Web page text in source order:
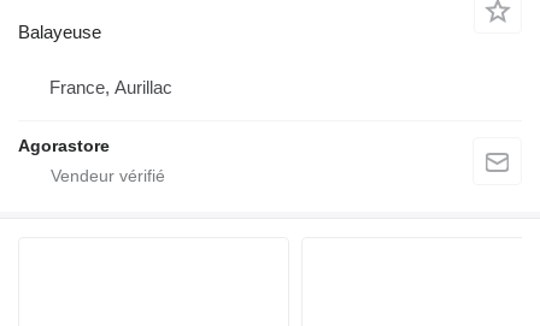
Balayeuse
France, Aurillac
Agorastore